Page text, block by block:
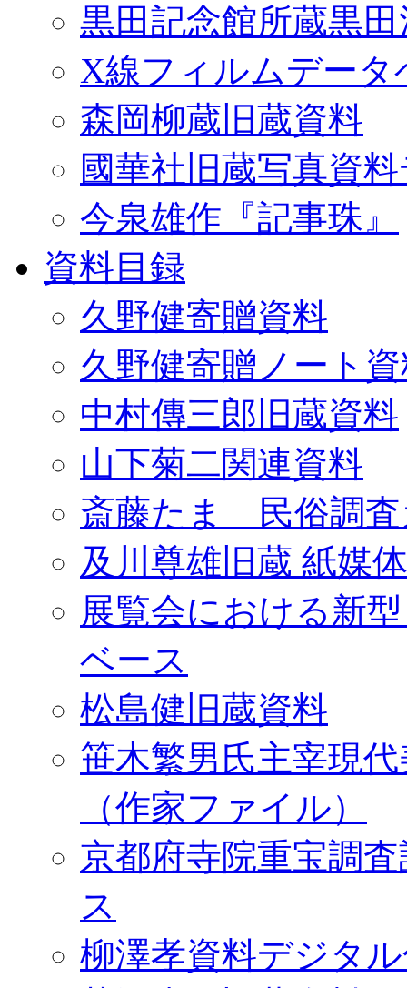
黒田記念館所蔵黒
X線フィルムデータ
森岡柳蔵旧蔵資料
國華社旧蔵写真資
今泉雄作『記事珠』
資料目録
久野健寄贈資料
久野健寄贈ノート
中村傳三郎旧蔵資料
山下菊二関連資料
斎藤たま 民俗調査
及川尊雄旧蔵 紙媒
展覧会における新
ベース
松島健旧蔵資料
笹木繁男氏主宰現
（作家ファイル）
京都府寺院重宝調
ス
柳澤孝資料デジタ